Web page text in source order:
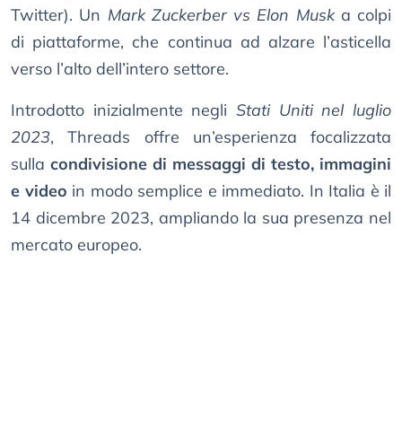
Twitter). Un Mark Zuckerber vs Elon Muska colpi
di piattaforme, che continua ad alzare l’asticella
verso l’alto dell’intero settore.
Introdotto inizialmente negli Stati Uniti nel luglio
2023, Threads offre un’esperienza focalizzata
sulla condivisione di messaggi di testo, immagini
e video in modo semplice e immediato. In Italia è il
14 dicembre 2023, ampliando la sua presenza nel
mercato europeo.